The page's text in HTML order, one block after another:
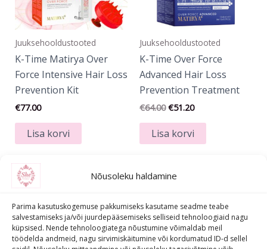
Nõusoleku haldamine
Parima kasutuskogemuse pakkumiseks kasutame seadme teabe
salvestamiseks ja/või juurdepääsemiseks selliseid tehnoloogiaid nagu
küpsised. Nende tehnoloogiatega nõustumine võimaldab meil
töödelda andmeid, nagu sirvimiskäitumine või kordumatud ID-d sellel
Juuksehooldustooted
K-Time Matirya Over
Force Intensive Hair Loss
Prevention Kit
€77.00
Lisa korvi
Juuksehooldustooted
K-Time Over Force
Advanced Hair Loss
Prevention Treatment
€64.00 €51.20
Lisa korvi